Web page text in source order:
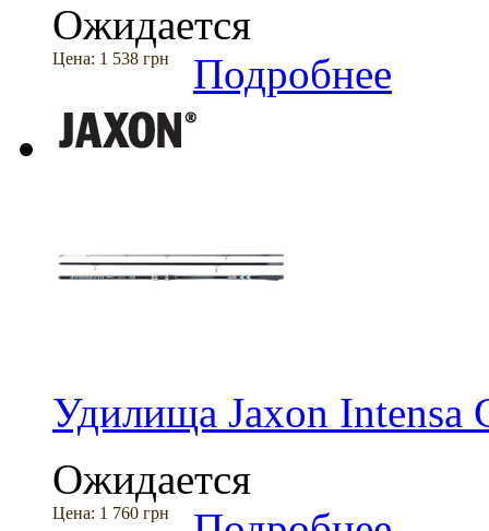
Ожидается
Цена: 1 538 грн Подробнее
Удилища Jaxon Intensa
Ожидается
Цена: 1 760 грн